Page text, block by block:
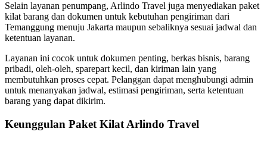
Selain layanan penumpang, Arlindo Travel juga menyediakan paket
kilat barang dan dokumen untuk kebutuhan pengiriman dari
Temanggung menuju Jakarta maupun sebaliknya sesuai jadwal dan
ketentuan layanan.
Layanan ini cocok untuk dokumen penting, berkas bisnis, barang
pribadi, oleh-oleh, sparepart kecil, dan kiriman lain yang
membutuhkan proses cepat. Pelanggan dapat menghubungi admin
untuk menanyakan jadwal, estimasi pengiriman, serta ketentuan
barang yang dapat dikirim.
Keunggulan Paket Kilat Arlindo Travel